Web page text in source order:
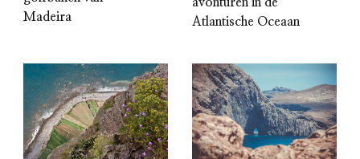
Madeira
Atlantische Oceaan